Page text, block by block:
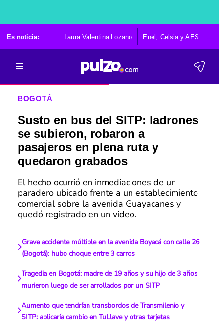
Es noticia: Laura Valentina Lozano Enel, Celsia y AES
BOGOTÁ
Susto en bus del SITP: ladrones
se subieron, robaron a
pasajeros en plena ruta y
quedaron grabados
El hecho ocurrió en inmediaciones de un
paradero ubicado frente a un establecimiento
comercial sobre la avenida Guayacanes y
quedó registrado en un video.
Grave accidente múltiple en la avenida Boyacá con calle 26
(Bogotá): hubo choque entre 3 carros
Tragedia en Bogotá: madre de 19 años y su hijo de 3 años
murieron luego de ser arrollados por un SITP
Aumento que tendrían transbordos de Transmilenio y
SITP: aplicaría cambio en TuLlave y otras tarjetas